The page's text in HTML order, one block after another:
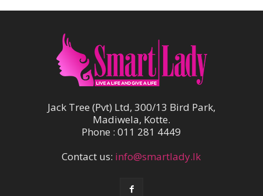
Jack Tree (Pvt) Ltd, 300/13 Bird Park,
Madiwela, Kotte.
Phone : 011 281 4449
Contact us: info@smartlady.lk